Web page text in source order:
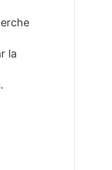
la